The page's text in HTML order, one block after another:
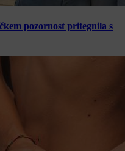
pozornost pritegnila s